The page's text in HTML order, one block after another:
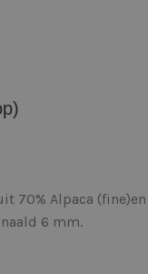
70% Alpaca (fine)en
6 mm.